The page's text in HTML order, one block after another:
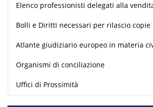
Elenco professionisti delegati alla
Bolli e Diritti necessari per rilascio copie
Atlante giudiziario europeo in materia
Organismi di conciliazione
Uffici di Prossimità